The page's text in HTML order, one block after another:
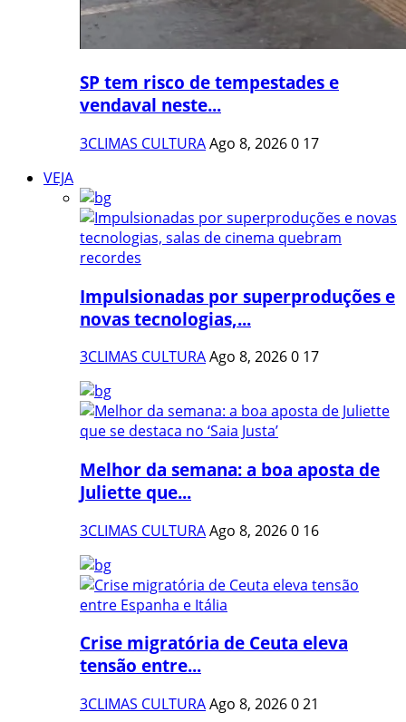
SP tem risco de tempestades e
vendaval neste...
3CLIMAS CULTURAAgo 8, 20260 17
VEJA
Impulsionadas por superproduções e
novas tecnologias,...
3CLIMAS CULTURAAgo 8, 20260 17
Melhor da semana: a boa aposta de
Juliette que...
3CLIMAS CULTURAAgo 8, 20260 16
Crise migratória de Ceuta eleva
tensão entre...
3CLIMAS CULTURAAgo 8, 2026021